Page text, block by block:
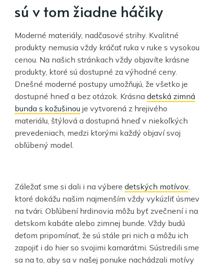
sú v tom žiadne háčiky
Moderné materiály, nadčasové strihy. Kvalitné
produkty nemusia vždy kráčať ruka v ruke s vysokou
cenou. Na našich stránkach vždy objavíte krásne
produkty, ktoré sú dostupné za výhodné ceny.
Dnešné moderné postupy umožňujú, že všetko je
dostupné hneď a bez otázok. Krásna detská zimná
bunda s kožušinou je vytvorená z hrejivého
materiálu, štýlová a dostupná hneď v niekoľkých
prevedeniach, medzi ktorými každý objaví svoj
obľúbený model.
Záležať sme si dali i na výbere detských motívov
ktoré dokážu našim najmenším vždy vykúzliť úsmev
na tvári. Obľúbení hrdinovia môžu byť zvečnení i na
detskom kabáte alebo zimnej bunde. Vždy budú
deťom pripomínať, že sú stále pri nich a môžu ich
zapojiť i do hier so svojimi kamarátmi. Sústredili sme
sa na to, aby sa v našej ponuke nachádzali motívy